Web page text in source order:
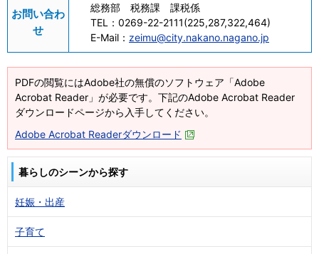
お問い合わ
せ
総務部 税務課 課税係
TEL： 0269-22-2111(225,287,322,464)
E-Mail： zeimu@city.nakano.nagano.jp
PDFの閲覧にはAdobe社の無償のソフトウェア「Adobe
Acrobat Reader」が必要です。下記のAdobe Acrobat Reader
ダウンロードページから入手してください。
Adobe Acrobat Readerダウンロード
暮らしのシーンから探す
妊娠・出産
子育て